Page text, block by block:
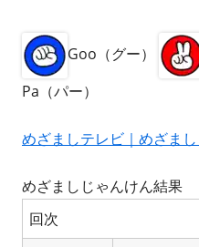
Goo（グー）
Pa（パー）
めざましテレビ｜めざま
めざましじゃんけん結果
回次